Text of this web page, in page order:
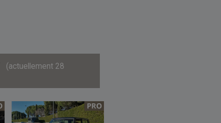
(actuellement 28